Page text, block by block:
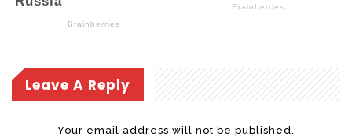
Leave A Reply
Your email address will not be published.